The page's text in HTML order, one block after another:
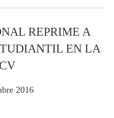
REPRIME A
EN LA
2016